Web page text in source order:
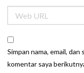
Simpan nama, email,
komentar saya